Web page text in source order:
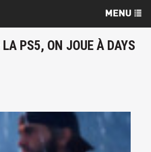
PS5, ON JOUE À DAYS